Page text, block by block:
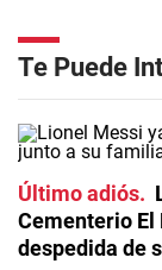
Te Puede
Último adiós
Cementerio El
despedida de